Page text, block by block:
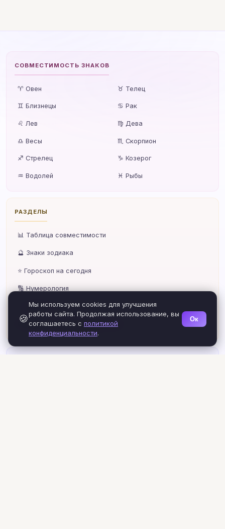
СОВМЕСТИМОСТЬ ЗНАКОВ
♈ Овен ♉ Телец
♊ Близнецы ♋ Рак
♌ Лев ♍ Дева
♎ Весы ♏ Скорпион
♐ Стрелец ♑ Козерог
♒ Водолей ♓ Рыбы
РАЗДЕЛЫ
📊 Таблица совместимости
🔮 Знаки зодиака
⭐ Гороскоп на сегодня
🔢 Нумерология
ℹ️ О проекте
🔒 Политика конфиденциальности
🍪
Мы используем cookies для улучшения
работы сайта. Продолжая использование, вы
соглашаетесь с политикой
конфиденциальности.
Ок